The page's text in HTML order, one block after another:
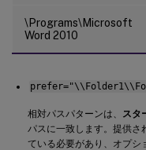
\Programs\Microsoft
Word 2010
相対パスパターンは、 スタ
パスに一致します。提供
ている必要があり、オプシ